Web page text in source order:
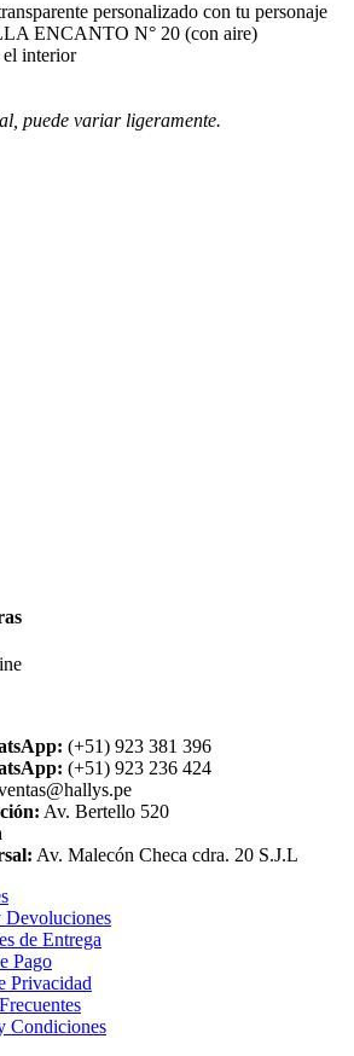
personalizado con tu personaje
ENCANTO N° 20 (con aire)
interior
puede variar ligeramente.
(+51) 923 381 396
(+51) 923 236 424
Av. Bertello 520
Av. Malecón Checa cdra. 20 S.J.L
Devoluciones
de Entrega
Pago
Privacidad
Condiciones